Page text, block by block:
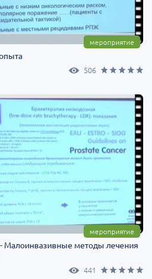
мероприятие
506
мероприятие
Малоинвазивные методы лечения
441